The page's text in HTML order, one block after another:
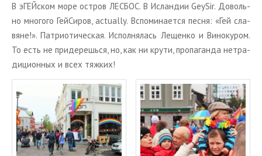
В эГЕЙ­ском море ост­ров ЛЕС­БОС. В Ис­лан­дии GeySir. До­воль­
но мно­го­го Гей­Си­ров, actually. Вспо­ми­на­ет­ся песня: «Гей сла­
вяне!». Пат­ри­о­ти­че­ская. Ис­пол­ня­лась Ле­щен­ко и Ви­но­ку­ром.
То есть не при­де­решь­ся, но, как ни крути, про­па­ган­да нетра­
ди­ци­он­ных и всех тяж­ких!